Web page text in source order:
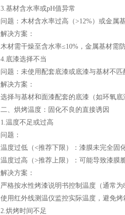
3.基材含水率或pH值异常
问题：木材含水率过高（>12%）或金属
解决方案：
木材需干燥至含水率≤10%，金属基材需
4.底漆选择不当
问题：未使用配套底漆或底漆与基材不匹
解决方案：
选择与基材和面漆配套的底漆（如环氧
二、烘烤温度：固化不良的直接诱因
1.温度不足或过高
问题：
温度过低（<推荐下限）：漆膜未完全固
温度过高（>推荐上限）：可能导致漆膜
解决方案：
严格按水性烤漆说明书控制温度（通常
使用红外线测温仪监控实际温度，避免烤
2.烘烤时间不足